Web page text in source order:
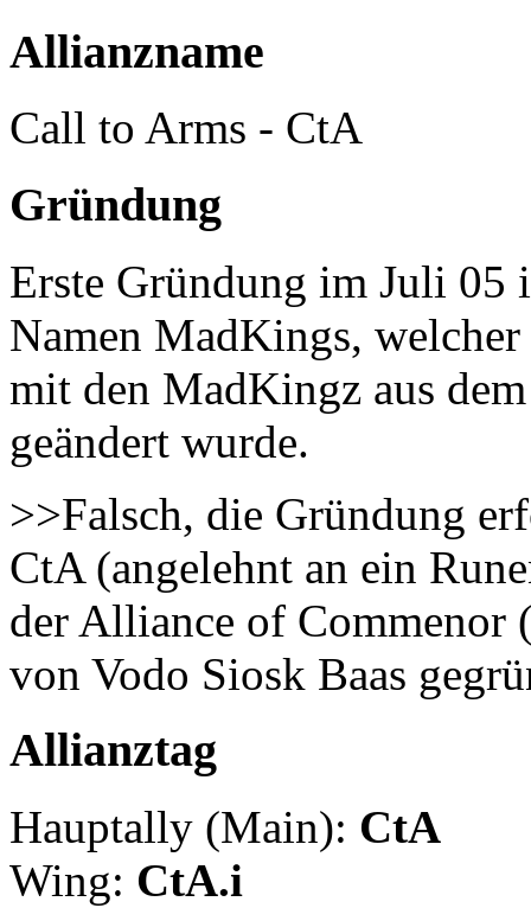
Allianzname
Call to Arms - CtA
Gründung
Erste Gründung im Juli 05
Namen MadKings,
mit den MadKingz aus
geändert wurde.
>>Falsch, die Gründung
CtA (angelehnt an ein
der Alliance of
von Vodo Siosk Baas
Allianztag
Hauptally (Main): CtA
Wing: CtA.i